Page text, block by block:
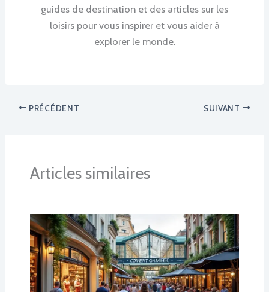
guides de destination et des articles sur les
loisirs pour vous inspirer et vous aider à
explorer le monde.
PRÉCÉDENT SUIVANT
Articles similaires